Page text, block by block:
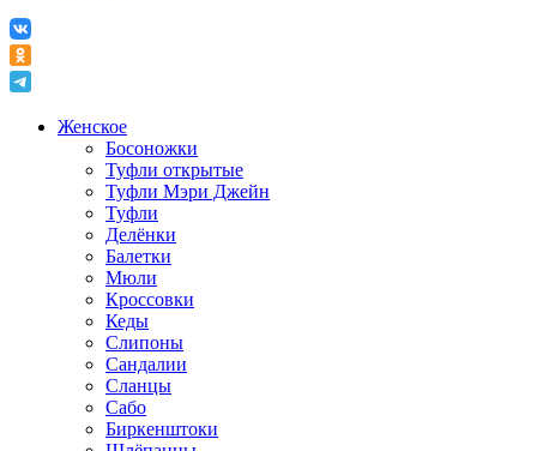
Женское
Босоножки
Туфли открытые
Туфли Мэри Джейн
Туфли
Делёнки
Балетки
Мюли
Кроссовки
Кеды
Слипоны
Сандалии
Сланцы
Сабо
Биркенштоки